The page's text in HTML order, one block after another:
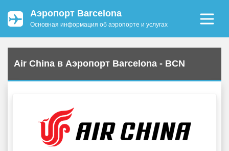
Аэропорт Barcelona
Основная информация об аэропорте и услугах
Air China в Аэропорт Barcelona - BCN